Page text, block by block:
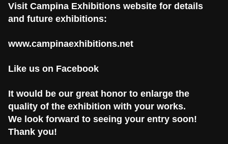
Visit Campina Exhibitions website for details
and future exhibitions:
www.campinaexhibitions.net
Like us on Facebook
It would be our great honor to enlarge the
quality of the exhibition with your works.
We look forward to seeing your entry soon!
Thank you!